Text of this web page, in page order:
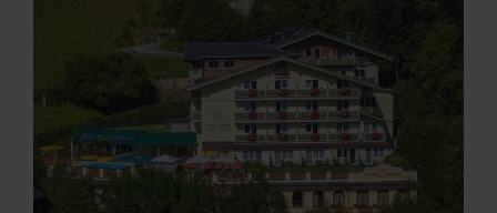
View